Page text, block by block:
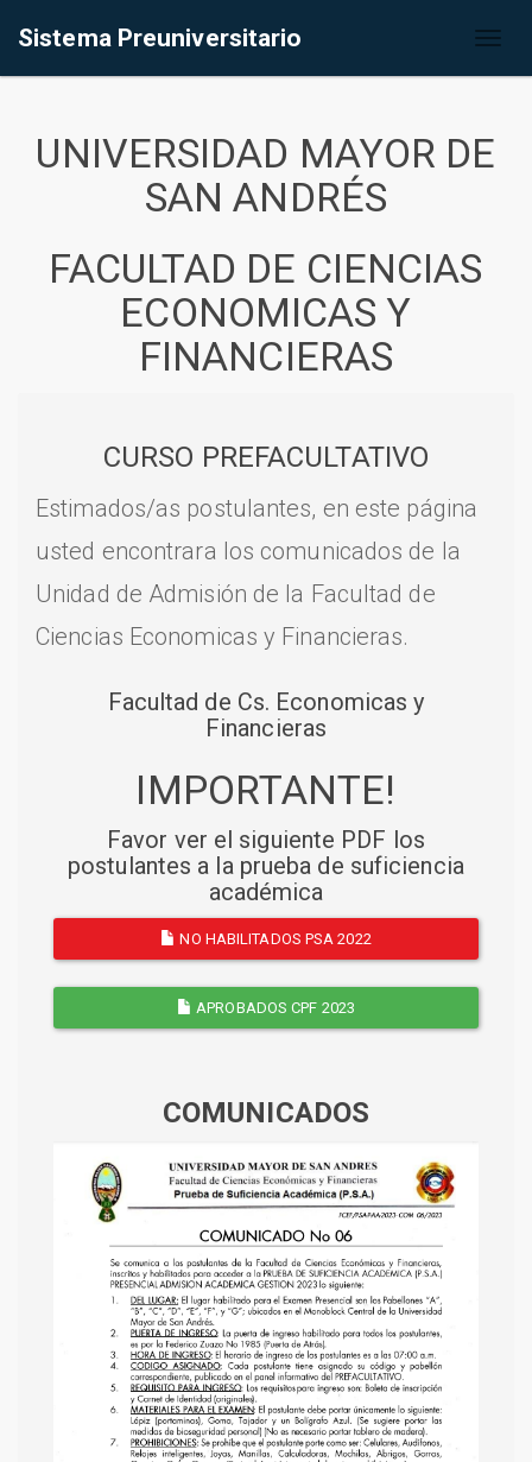
Sistema Preuniversitario
UNIVERSIDAD MAYOR DE
SAN ANDRÉS
FACULTAD DE CIENCIAS
ECONOMICAS Y
FINANCIERAS
CURSO PREFACULTATIVO
Estimados/as postulantes, en este página
usted encontrara los comunicados de la
Unidad de Admisión de la Facultad de
Ciencias Economicas y Financieras.
Facultad de Cs. Economicas y
Financieras
IMPORTANTE!
Favor ver el siguiente PDF los
postulantes a la prueba de suficiencia
académica
NO HABILITADOS PSA 2022
APROBADOS CPF 2023
COMUNICADOS